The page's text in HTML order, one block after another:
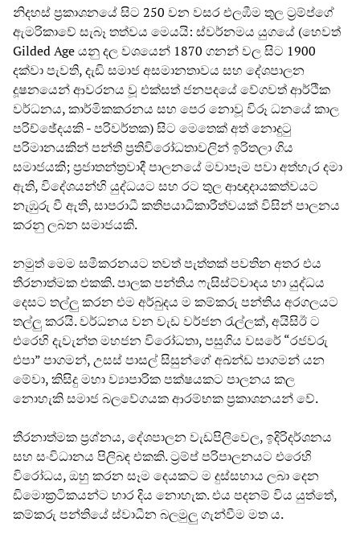
නිදහස් ප්‍රකාශනයේ සිට 250 වන වසර එලඹීම තුල ට්‍රම්ප්ගේ
ඇමරිකාවේ සැබෑ තත්වය මෙයයි: ස්වර්නමය යුගයේ (හෙවත්
Gilded Age යනු දල වශයෙන් 1870 ගනන් වල සිට 1900
දක්වා පැවති, දැඩි සමාජ අසමානතාවය සහ දේශපාලන
දූෂනයෙන් ආවරනය වූ එක්සත් ජනපදයේ වේගවත් ආර්ථික
වර්ධනය, කාර්මිකකරනය සහ පෙර නොවූ විරූ ධනයේ කාල
පරිච්ඡේදයකි - පරිවර්තක) සිට මෙතෙක් අත් නොදුටු
පරිමානයකින් පන්ති ප්‍රතිවිරෝධතාවලින් ඉරිතලා ගිය
සමාජයකි; ප්‍රජාතන්ත්‍රවාදී පාලනයේ මවාපෑම පවා අත්හැර දමා
ඇති, විදේශයන්හි යුද්ධයට සහ රට තුල ආඥාදායකත්වයට
නැඹුරු වී ඇති, සාපරාධී කතිපයාධිකාරීත්වයක් විසින් පාලනය
කරනු ලබන සමාජයකි.
නමුත් මෙම සමීකරනයට තවත් පැත්තක් පවතින අතර එය
තීරනාත්මක එකකි. පාලක පන්තිය ෆැසිස්ට්වාදය හා යුද්ධය
දෙසට තල්ලු කරන එම අර්බුදය ම කම්කරු පන්තිය අරගලයට
තල්ලු කරයි. වර්ධනය වන වැඩ වර්ජන රැල්ලක්, අයිසිඊ ට
එරෙහි දැවැන්ත මහජන විරෝධතා, පසුගිය වසරේ “රජවරු
එපා” පාගමන්, උසස් පාසල් සිසුන්ගේ අඛන්ඩ පාගමන් යන
මේවා, කිසිදු මහා ව්‍යාපාරික පක්ෂයකට පාලනය කල
නොහැකි සමාජ බලවේගයක ආරම්භක ප්‍රකාශනයන් වේ.
තීරනාත්මක ප්‍රශ්නය, දේශපාලන වැඩපිලිවෙල, ඉදිරිදර්ශනය
සහ සංවිධානය පිලිබඳ එකකි. ට්‍රම්ප් පරිපාලනයට එරෙහි
විරෝධය, ඔහු කරන සෑම දෙයකට ම දුස්සහාය ලබා දෙන
ඩිමොක්‍රටිකයන්ට භාර දිය නොහැක. එය පදනම් විය යුත්තේ,
කම්කරු පන්තියේ ස්වාධීන බලමුලු ගැන්වීම මත ය.